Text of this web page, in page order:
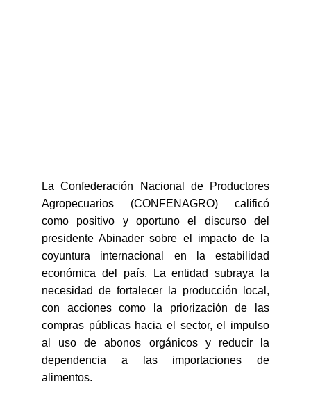
La Confederación Nacional de Productores
Agropecuarios (CONFENAGRO) calificó
como positivo y oportuno el discurso del
presidente Abinader sobre el impacto de la
coyuntura internacional en la estabilidad
económica del país. La entidad subraya la
necesidad de fortalecer la producción local,
con acciones como la priorización de las
compras públicas hacia el sector, el impulso
al uso de abonos orgánicos y reducir la
dependencia a las importaciones de
alimentos.